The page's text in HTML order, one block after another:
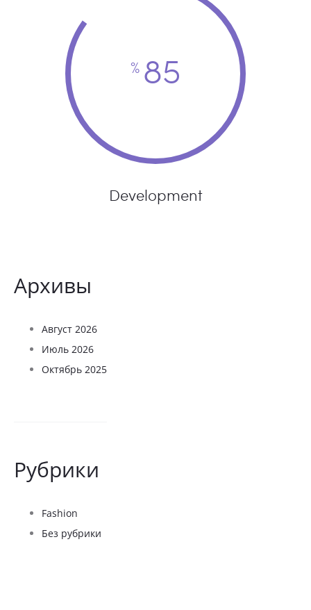
% 85
Development
Архивы
Август 2026
Июль 2026
Октябрь 2025
Рубрики
Fashion
Без рубрики